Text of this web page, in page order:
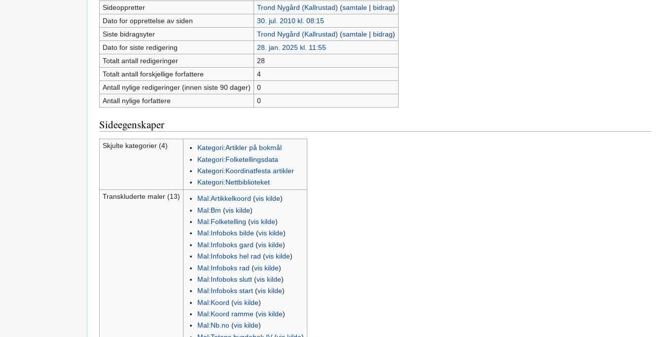
Sideoppretter Trond Nygård (Kallrustad) (samtale| bidrag)
Dato for opprettelse av siden
30. jul. 2010 kl. 08:15
Siste bidragsyter
Trond Nygård (Kallrustad) (samtale| bidrag)
Dato for siste redigering
28. jan. 2025 kl. 11:55
Totalt antall redigeringer
28
Totalt antall forskjellige forfattere
4
Antall nylige redigeringer (innen siste 90 dager)
0
Antall nylige forfattere
0
Sideegenskaper
Skjulte kategorier (4)
Kategori:Artikler på bokmål
Kategori:Folketellingsdata
Kategori:Koordinatfesta artikler
Kategori:Nettbiblioteket
Transkluderte maler (13)
Mal:Artikkelkoord (vis kilde)
Mal:Bm (vis kilde)
Mal:Folketelling (vis kilde)
Mal:Infoboks bilde(vis kilde)
Mal:Infoboks gard (vis kilde)
Mal:Infoboks hel rad (vis kilde)
Mal:Infoboks rad (vis kilde)
Mal:Infoboks slutt(vis kilde)
Mal:Infoboks start(vis kilde)
Mal:Koord (vis kilde)
Mal:Koord ramme(vis kilde)
Mal:Nb.no(vis kilde)